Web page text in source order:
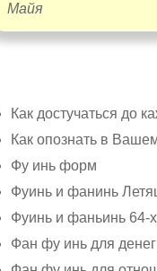
Майя
Как достучаться до
Как опознать в
Фу инь форм
Фуинь и фанинь
Фуинь и фаньинь 64-
Фан фу инь для денег